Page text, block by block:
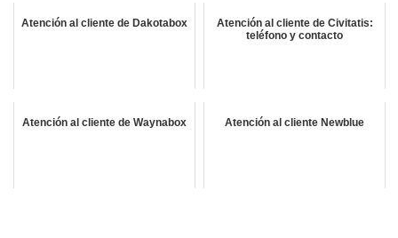
Atención al cliente de Dakotabox
Atención al cliente de Civitatis:
teléfono y contacto
Atención al cliente de Waynabox Atención al cliente Newblue